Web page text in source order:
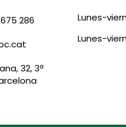
286
32, 3ª
Lunes-
Lunes-